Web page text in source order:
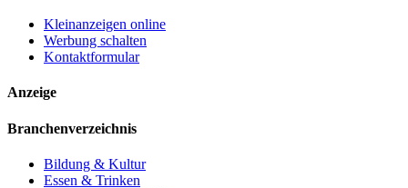
Kleinanzeigen online
Werbung schalten
Kontaktformular
Anzeige
Branchenverzeichnis
Bildung & Kultur
Essen & Trinken